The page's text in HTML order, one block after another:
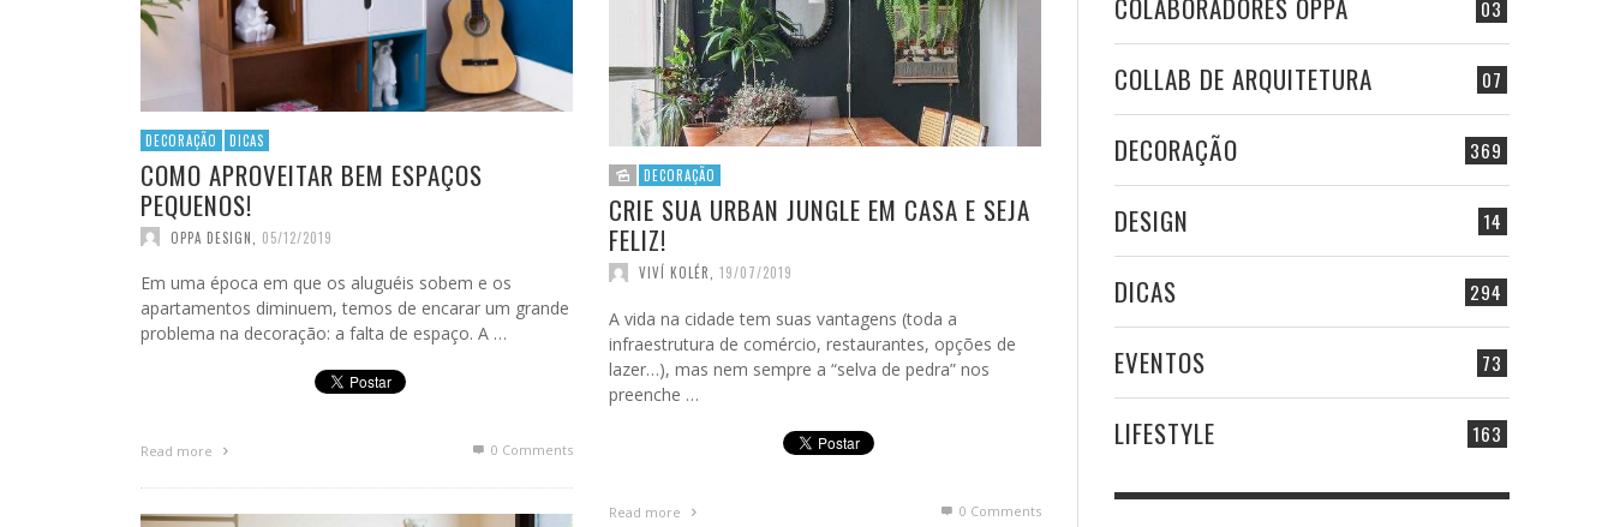
DECORAÇÃO DICAS
COMO APROVEITAR BEM ESPAÇOS
PEQUENOS!
OPPA DESIGN 05/12/2019
Em uma época em que os aluguéis sobem e os
apartamentos diminuem, temos de encarar um grande
problema na decoração: a falta de espaço. A …
Read more 0 Comments
DECORAÇÃO
CRIE SUA URBAN JUNGLE EM CASA E SEJA
FELIZ!
VIVÍ KOLÉR 19/07/2019
A vida na cidade tem suas vantagens (toda a
infraestrutura de comércio, restaurantes, opções de
lazer…), mas nem sempre a “selva de pedra” nos
preenche …
Read more 0 Comments
03
07
COLLAB DE ARQUITETURA
369
DECORAÇÃO
14
DESIGN
294
DICAS
73
EVENTOS
163
LIFESTYLE